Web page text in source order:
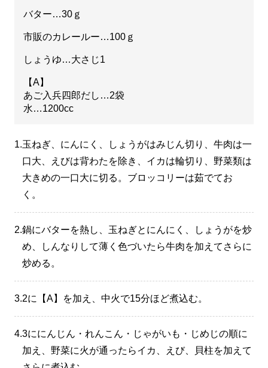
バター…30ｇ
市販のカレールー…100ｇ
しょうゆ…大さじ1
【A】
あご入兵四郎だし…2袋
水…1200cc
1.玉ねぎ、にんにく、しょうがはみじん切り、牛肉は一
口大、えびは背わたを除き、イカは輪切り、野菜類は
大きめの一口大に切る。ブロッコリーは茹でてお
く。
2.鍋にバターを熱し、玉ねぎとにんにく、しょうがを炒
め、しんなりして薄く色づいたら牛肉を加えてさらに
炒める。
3.2に【A】を加え、中火で15分ほど煮込む。
4.3ににんじん・れんこん・じゃがいも・じめじの順に
加え、野菜に火が通ったらイカ、えび、貝柱を加えて